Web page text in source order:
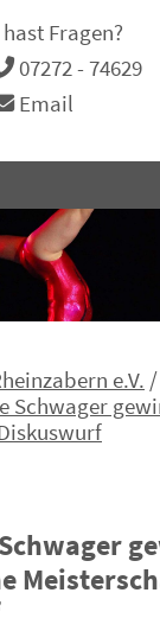
Fragen?
07272 - 74629
Email
e.V. /
Schwager